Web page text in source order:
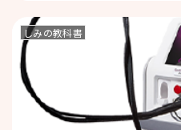
しみの教科書